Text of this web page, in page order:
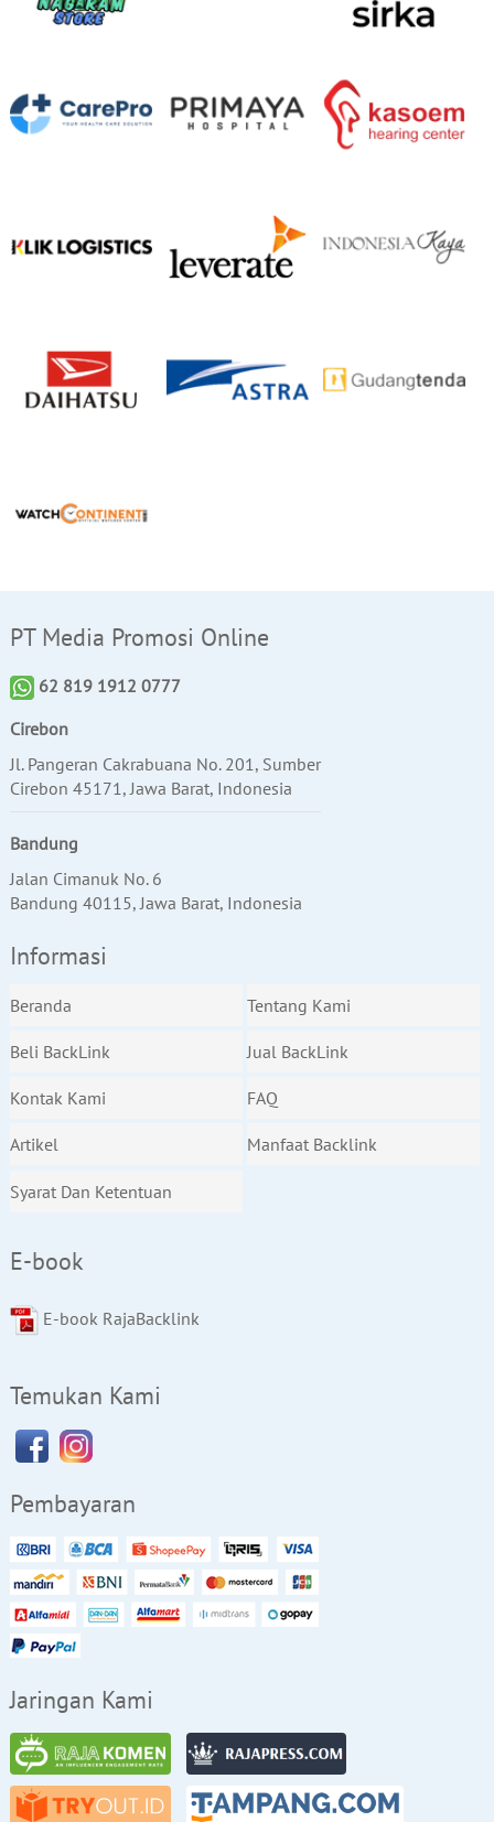
PT Media Promosi Online
62 819 1912 0777
Cirebon
Jl. Pangeran Cakrabuana No. 201, Sumber
Cirebon 45171, Jawa Barat, Indonesia
Bandung
Jalan Cimanuk No. 6
Bandung 40115, Jawa Barat, Indonesia
Informasi
Beranda Tentang Kami
Beli BackLink Jual BackLink
Kontak Kami FAQ
Artikel Manfaat Backlink
Syarat Dan Ketentuan
E-book
E-book RajaBacklink
Temukan Kami
Pembayaran
Jaringan Kami